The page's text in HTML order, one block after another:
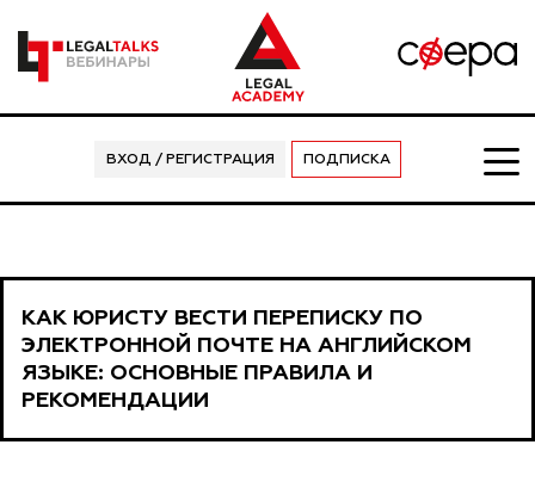
ВХОД / РЕГИСТРАЦИЯ ПОДПИСКА
КАК ЮРИСТУ ВЕСТИ ПЕРЕПИСКУ ПО
ЭЛЕКТРОННОЙ ПОЧТЕ НА АНГЛИЙСКОМ
ЯЗЫКЕ: ОСНОВНЫЕ ПРАВИЛА И
РЕКОМЕНДАЦИИ